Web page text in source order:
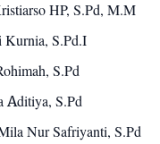
HP, S.Pd, M.M
Kurnia, S.Pd.I
S.Pd
Aditiya, S.Pd
Nur Safriyanti, S.Pd